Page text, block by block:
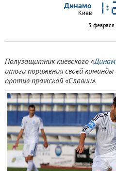
Динамо
Киев
5
Полузащитник киевского «
итоги поражения своей
против пражской «Славии».